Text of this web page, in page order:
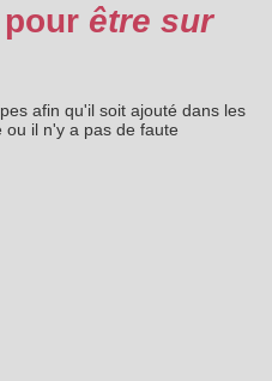
être sur
afin qu'il soit ajouté dans les
ou il n'y a pas de faute